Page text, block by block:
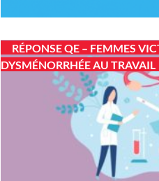
RÉPONSE QE – FEMMES
DYSMÉNORRHÉE AU TRAVAIL